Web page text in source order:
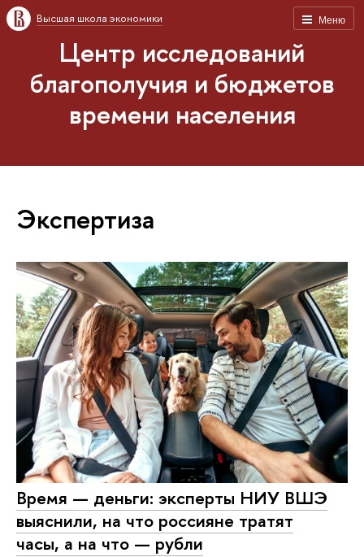
Меню
Высшая школа экономики
Центр исследований
благополучия и бюджетов
времени населения
Экспертиза
Время — деньги: эксперты НИУ ВШЭ
выяснили, на что россияне тратят
часы, а на что — рубли